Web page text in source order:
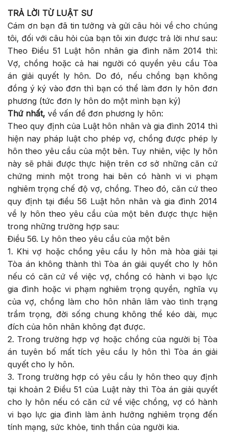
TRẢ LỜI TỪ LUẬT SƯ
Cám ơn bạn đã tin tưởng và gửi câu hỏi về cho chúng
tôi, đối với câu hỏi của bạn tôi xin được trả lời như sau:
Theo Điều 51 Luật hôn nhân gia đình năm 2014 thì:
Vợ, chồng hoặc cả hai người có quyền yêu cầu Tòa
án giải quyết ly hôn. Do đó, nếu chồng bạn không
đồng ý ký vào đơn thì bạn có thể làm đơn ly hôn đơn
phương (tức đơn ly hôn do một mình bạn ký)
Thứ nhất, về vấn đề đơn phương ly hôn:
Theo quy định của Luật hôn nhân và gia đình 2014 thì
hiện nay pháp luật cho phép vợ, chồng được phép ly
hôn theo yêu cầu của một bên. Tuy nhiên, việc ly hôn
này sẽ phải được thực hiện trên cơ sở những căn cứ
chứng minh một trong hai bên có hành vi vi phạm
nghiêm trọng chế độ vợ, chồng. Theo đó, căn cứ theo
quy định tại điều 56 Luật hôn nhân và gia đình 2014
về ly hôn theo yêu cầu của một bên được thực hiện
trong những trường hợp sau:
Điều 56. Ly hôn theo yêu cầu của một bên
1. Khi vợ hoặc chồng yêu cầu ly hôn mà hòa giải tại
Tòa án không thành thì Tòa án giải quyết cho ly hôn
nếu có căn cứ về việc vợ, chồng có hành vi bạo lực
gia đình hoặc vi phạm nghiêm trọng quyền, nghĩa vụ
của vợ, chồng làm cho hôn nhân lâm vào tình trạng
trầm trọng, đời sống chung không thể kéo dài, mục
đích của hôn nhân không đạt được.
2. Trong trường hợp vợ hoặc chồng của người bị Tòa
án tuyên bố mất tích yêu cầu ly hôn thì Tòa án giải
quyết cho ly hôn.
3. Trong trường hợp có yêu cầu ly hôn theo quy định
tại khoản 2 Điều 51 của Luật này thì Tòa án giải quyết
cho ly hôn nếu có căn cứ về việc chồng, vợ có hành
vi bạo lực gia đình làm ảnh hưởng nghiêm trọng đến
tính mạng, sức khỏe, tinh thần của người kia.